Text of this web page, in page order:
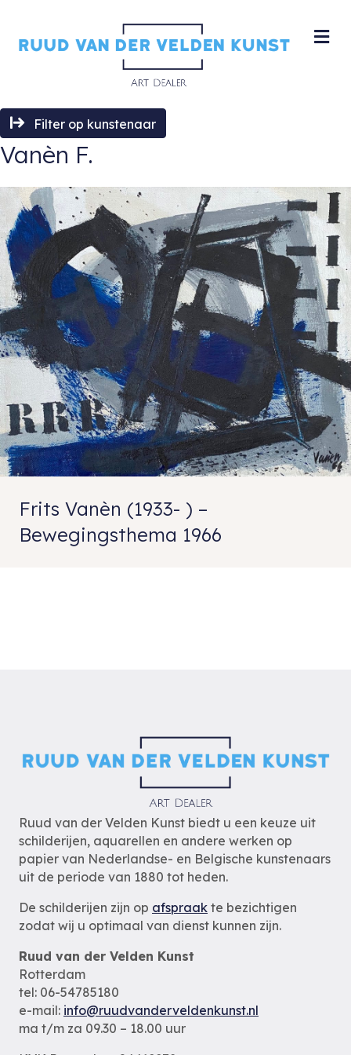
Filter op kunstenaar
Vanèn F.
Frits Vanèn (1933- ) –
Bewegingsthema 1966
Ruud van der Velden Kunst biedt u een keuze uit
schilderijen, aquarellen en andere werken op
papier van Nederlandse- en Belgische kunstenaars
uit de periode van 1880 tot heden.
De schilderijen zijn op afspraak te bezichtigen
zodat wij u optimaal van dienst kunnen zijn.
Ruud van der Velden Kunst
Rotterdam
tel: 06-54785180
e-mail: info@ruudvanderveldenkunst.nl
ma t/m za 09.30 – 18.00 uur